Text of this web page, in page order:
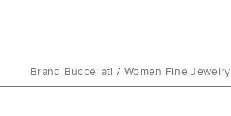
Women Fine Jewelry
/
Brand Buccellati